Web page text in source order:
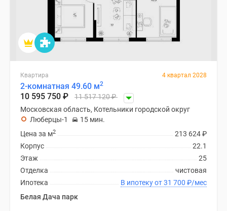
Квартира 4 квартал 2028
2-комнатная 49.60 м2
10 595 750 ₽ 11 517 120₽
Московская область, Котельники городской округ
Люберцы-1
15 мин.
213 624₽
Цена за м2
22.1
Корпус
25
Этаж
чистовая
Отделка
В ипотеку от 31 700 ₽/мес
Ипотека
Белая Дача парк